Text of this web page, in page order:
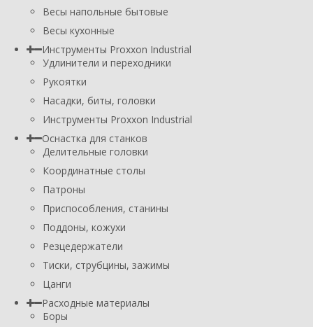
Весы напольные бытовые
Весы кухонные
Инструменты Proxxon Industrial
Удлинители и переходники
Рукоятки
Насадки, биты, головки
Инструменты Proxxon Industrial
Оснастка для станков
Делительные головки
Координатные столы
Патроны
Приспособления, станины
Поддоны, кожухи
Резцедержатели
Тиски, струбцины, зажимы
Цанги
Расходные материалы
Боры